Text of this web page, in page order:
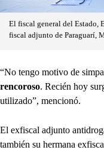
El fiscal general del Estado,
fiscal adjunto de Paraguarí,
“No tengo motivo de
rencoroso. Recién hoy
utilizado”, mencionó.
El exfiscal adjunto
también su hermana